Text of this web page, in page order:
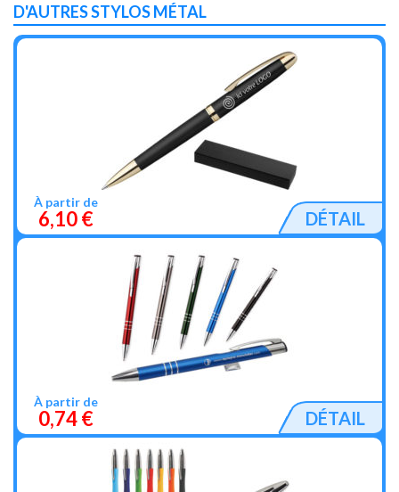
D'AUTRES STYLOS MÉTAL
À partir de
6,10 € DÉTAIL
À partir de
0,74 € DÉTAIL